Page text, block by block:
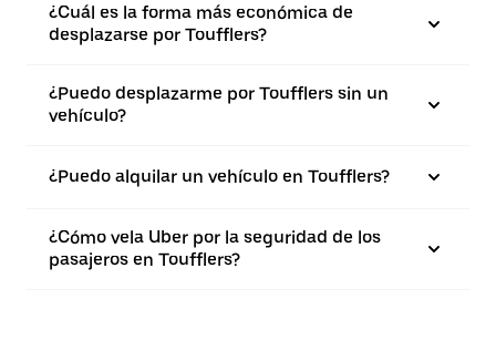
¿Cuál es la forma más económica de
desplazarse por Toufflers?
¿Puedo desplazarme por Toufflers sin un
vehículo?
¿Puedo alquilar un vehículo en Toufflers?
¿Cómo vela Uber por la seguridad de los
pasajeros en Toufflers?